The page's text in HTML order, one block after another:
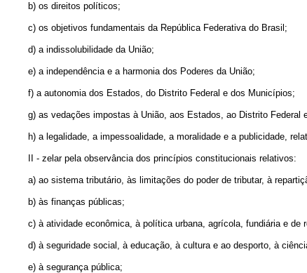
b) os direitos políticos;
c) os objetivos fundamentais da República Federativa do Brasil;
d) a indissolubilidade da União;
e) a independência e a harmonia dos Poderes da União;
f) a autonomia dos Estados, do Distrito Federal e dos Municípios;
g) as vedações impostas à União, aos Estados, ao Distrito Federal
h) a legalidade, a impessoalidade, a moralidade e a publicidade,
II - zelar pela observância dos princípios constitucionais relativos:
a) ao sistema tributário, às limitações do poder de tributar, à
b) às finanças públicas;
c) à atividade econômica, à política urbana, agrícola, fundiária e de
d) à seguridade social, à educação, à cultura e ao desporto, à
e) à segurança pública;